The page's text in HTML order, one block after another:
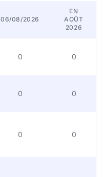
06/08/2026
EN
AOÛT
2026
0 0
0 0
0 0